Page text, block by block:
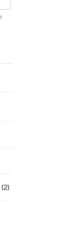
(2)